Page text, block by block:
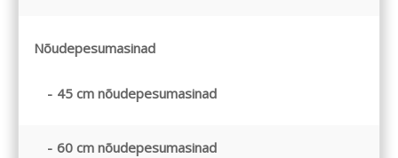
Nõudepesumasinad
45 cm nõudepesumasinad
60 cm nõudepesumasinad